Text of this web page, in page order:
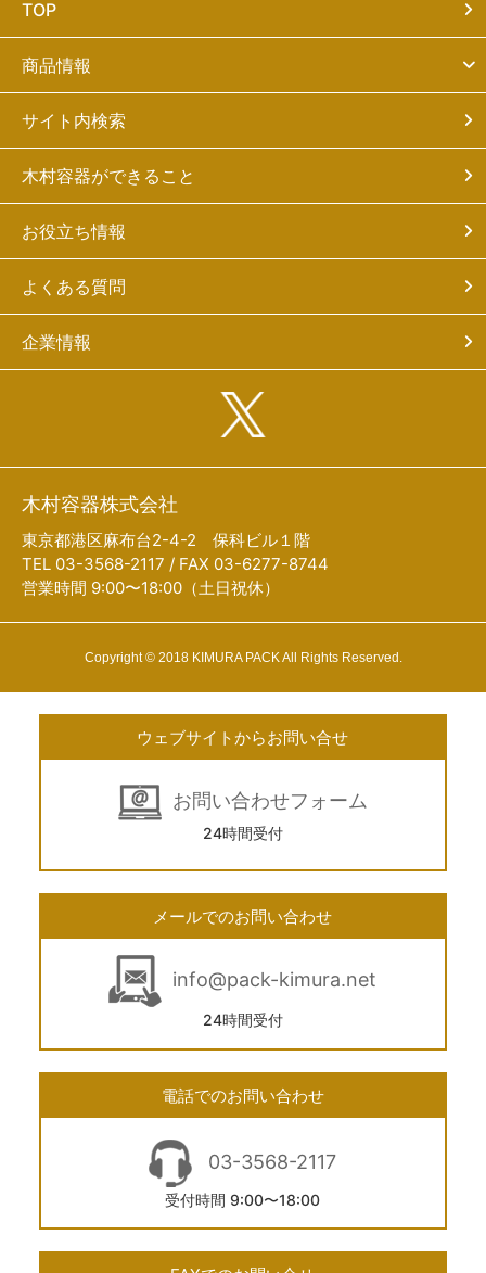
TOP
商品情報
サイト内検索
木村容器ができること
お役立ち情報
よくある質問
企業情報
木村容器株式会社
東京都港区麻布台2-4-2 保科ビル１階
TEL 03-3568-2117 / FAX 03-6277-8744
営業時間 9:00〜18:00（土日祝休）
Copyright © 2018 KIMURA PACK All Rights Reserved.
ウェブサイトからお問い合せ
お問い合わせフォーム
24時間受付
メールでのお問い合わせ
info@pack-kimura.net
24時間受付
電話でのお問い合わせ
03-3568-2117
受付時間 9:00〜18:00